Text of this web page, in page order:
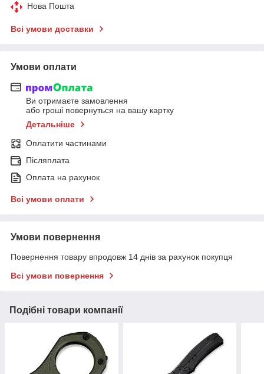
Нова Пошта
Всі умови доставки
Умови оплати
Ви отримаєте замовлення
або гроші повернуться на вашу картку
Детальніше
Оплатити частинами
Післяплата
Оплата на рахунок
Всі умови оплати
Умови повернення
Повернення товару впродовж 14 днів за рахунок покупця
Всі умови повернення
Подібні товари компанії